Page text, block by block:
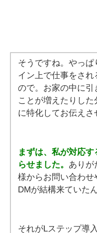
そうですね。やっぱ
イン上で仕事をさ
ので。お家の中に引
ことが増えたりし
に特化してお伝えさ
まずは、私が対応
らせました。 ありが
様からお問い合わせ
DMが結構来ていた
それがLステップ導